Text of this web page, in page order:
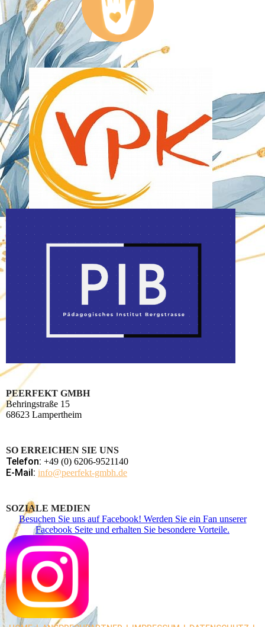
PEERFEKT GMBH
Behringstraße 15
68623 Lampertheim
SO ERREICHEN SIE UNS
Telefon: +49 (0) 6206-9521140
E-Mail: info@peerfekt-gmbh.de
SOZIALE MEDIEN
Besuchen Sie uns auf Facebook! Werden Sie ein Fan unserer
Facebook Seite und erhalten Sie besondere Vorteile.